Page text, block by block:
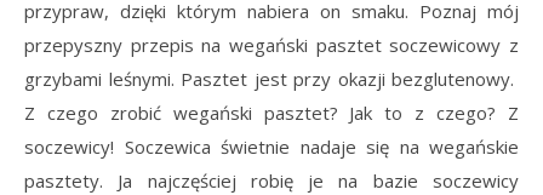
przypraw, dzięki którym nabiera on smaku. Poznaj mój
przepyszny przepis na wegański pasztet soczewicowy z
grzybami leśnymi. Pasztet jest przy okazji bezglutenowy.
Z czego zrobić wegański pasztet? Jak to z czego? Z
soczewicy! Soczewica świetnie nadaje się na wegańskie
pasztety. Ja najczęściej robię je na bazie soczewicy